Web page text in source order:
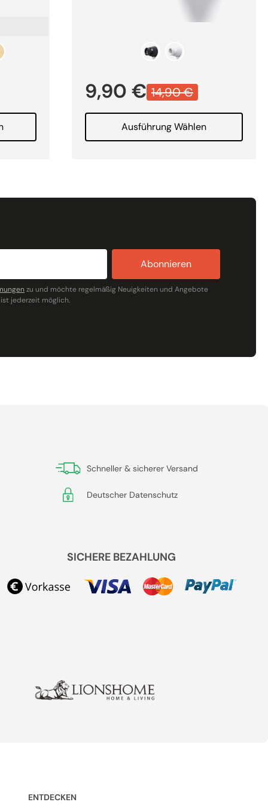
14,90€
9,90 €
Ausführung Wählen
zu und möchte regelmäßig Neuigkeiten und Angebote
jederzeit möglich.
Abonnieren
Schneller & sicherer Versand
Deutscher Datenschutz
SICHERE BEZAHLUNG
ENTDECKEN